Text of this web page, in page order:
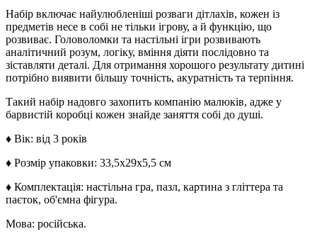
Набір включає найулюбленіші розваги дітлахів, кожен із
предметів несе в собі не тільки ігрову, а й функцію, що
розвиває. Головоломки та настільні ігри розвивають
аналітичний розум, логіку, вміння діяти послідовно та
зіставляти деталі. Для отримання хорошого результату дитині
потрібно виявити більшу точність, акуратність та терпіння.
Такий набір надовго захопить компанію малюків, адже у
барвистій коробці кожен знайде заняття собі до душі.
♦ Вік: від 3 років
♦ Розмір упаковки: 33,5х29х5,5 см
♦ Комплектація: настільна гра, пазл, картина з гліттера та
паєток, об'ємна фігура.
Мова: російська.